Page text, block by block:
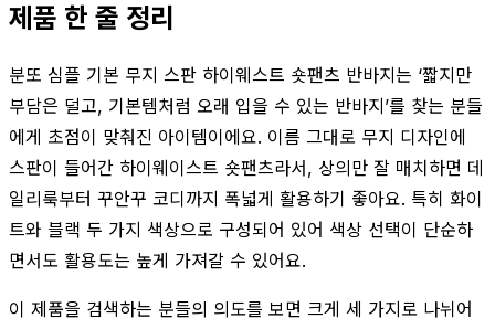
제품 한 줄 정리
분또 심플 기본 무지 스판 하이웨스트 숏팬츠 반바지는 ‘짧지만
부담은 덜고, 기본템처럼 오래 입을 수 있는 반바지’를 찾는 분들
에게 초점이 맞춰진 아이템이에요. 이름 그대로 무지 디자인에
스판이 들어간 하이웨이스트 숏팬츠라서, 상의만 잘 매치하면 데
일리룩부터 꾸안꾸 코디까지 폭넓게 활용하기 좋아요. 특히 화이
트와 블랙 두 가지 색상으로 구성되어 있어 색상 선택이 단순하
면서도 활용도는 높게 가져갈 수 있어요.
이 제품을 검색하는 분들의 의도를 보면 크게 세 가지로 나뉘어